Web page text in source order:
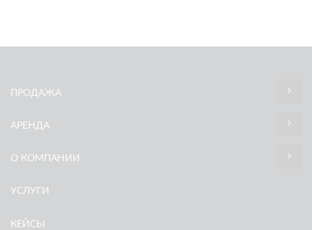
ПРОДАЖА
АРЕНДА
О КОМПАНИИ
УСЛУГИ
КЕЙСЫ